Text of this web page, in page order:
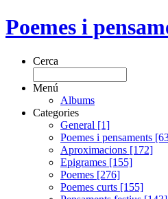
Poemes i
Cerca
Menú
Albums
Categories
General [1]
Poemes i pensaments
Aproximacions [172]
Epigrames [155]
Poemes [276]
Poemes curts [155]